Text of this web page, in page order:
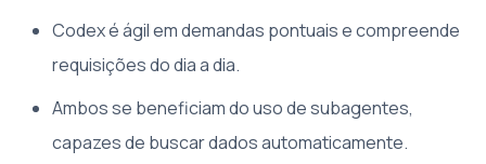
Codex é ágil em demandas pontuais e compreende
requisições do dia a dia.
Ambos se beneficiam do uso de subagentes,
capazes de buscar dados automaticamente.